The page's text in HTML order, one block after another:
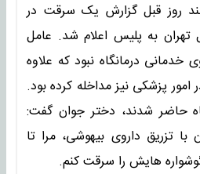
روز قبل گزارش یک سرقت در
تهران به پلیس اعلام شد. عامل
درمانگاه نبود که علاوه
امور پزشکی نیز مداخله کرده بود.
حاضر شدند، دختر جوان گفت:
با تزریق داروی بیهوشی، ‌مرا تا
هایش را سرقت کنم.